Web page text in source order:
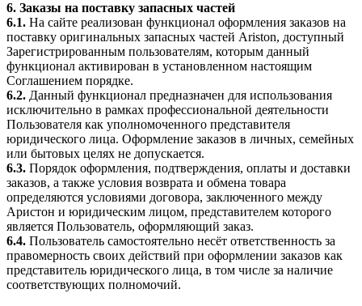
6. Заказы на поставку запасных частей
6.1. На сайте реализован функционал оформления заказов на
поставку оригинальных запасных частей Ariston, доступный
Зарегистрированным пользователям, которым данный
функционал активирован в установленном настоящим
Соглашением порядке.
6.2. Данный функционал предназначен для использования
исключительно в рамках профессиональной деятельности
Пользователя как уполномоченного представителя
юридического лица. Оформление заказов в личных, семейных
или бытовых целях не допускается.
6.3. Порядок оформления, подтверждения, оплаты и доставки
заказов, а также условия возврата и обмена товара
определяются условиями договора, заключенного между
Аристон и юридическим лицом, представителем которого
является Пользователь, оформляющий заказ.
6.4. Пользователь самостоятельно несёт ответственность за
правомерность своих действий при оформлении заказов как
представитель юридического лица, в том числе за наличие
соответствующих полномочий.